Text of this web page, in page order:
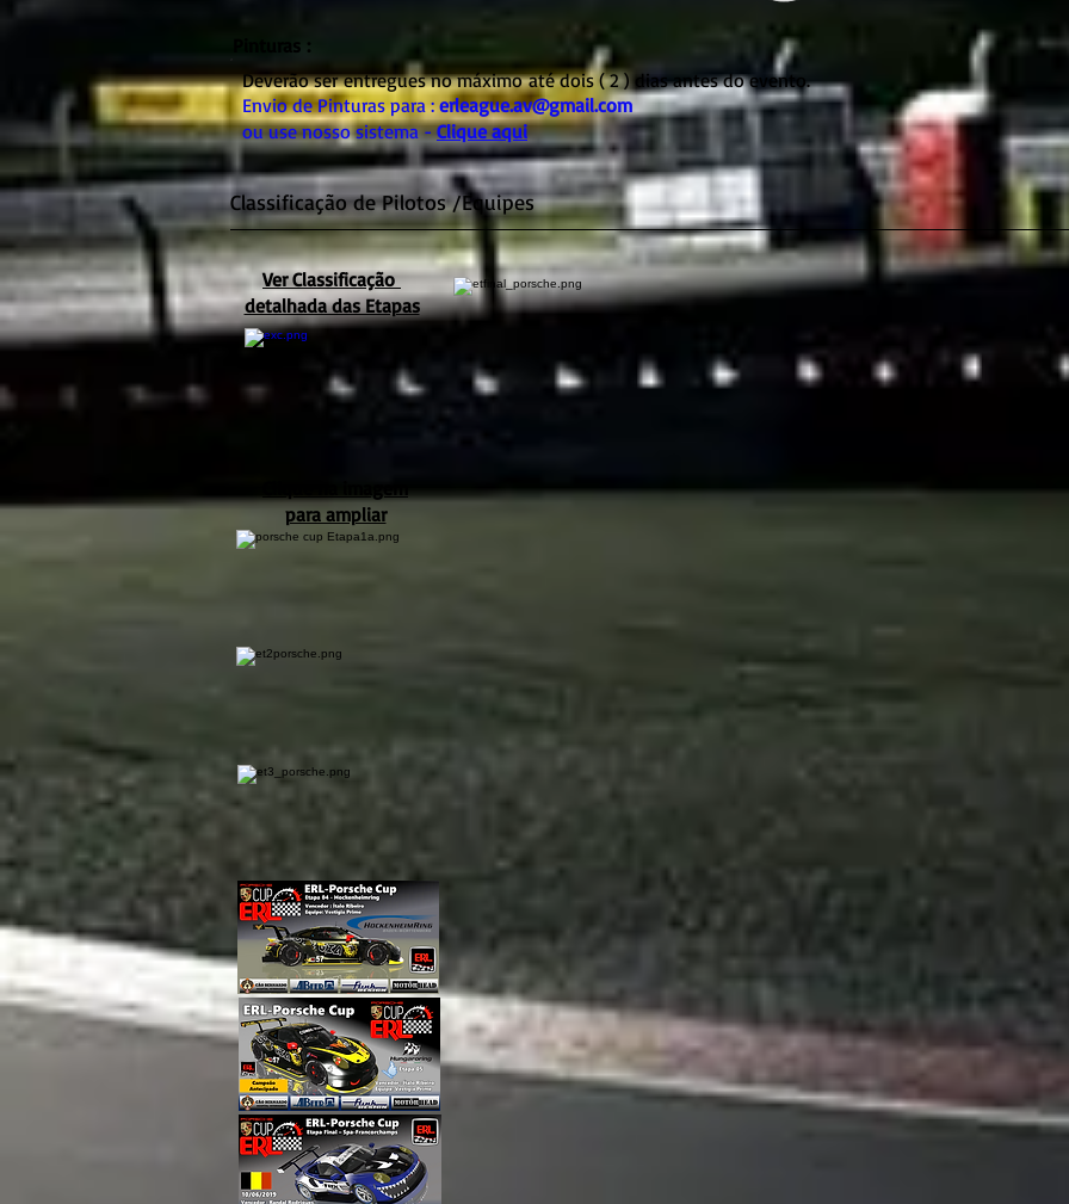
Pinturas :
Deverão ser entregues no máximo até dois ( 2 ) dias antes do evento.
Envio de Pinturas para :erleague.av@gmail.com
ou use nosso sistema -Clique aqui
Classificação de Pilotos /Equipes
Ver Classificação
detalhada das Etapas
para ampliar